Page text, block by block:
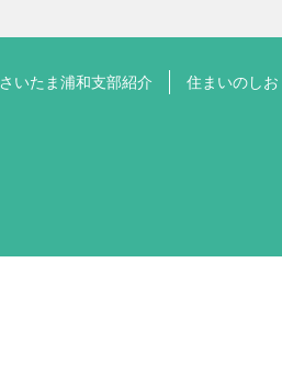
さいたま浦和支部紹介 住まいのしお